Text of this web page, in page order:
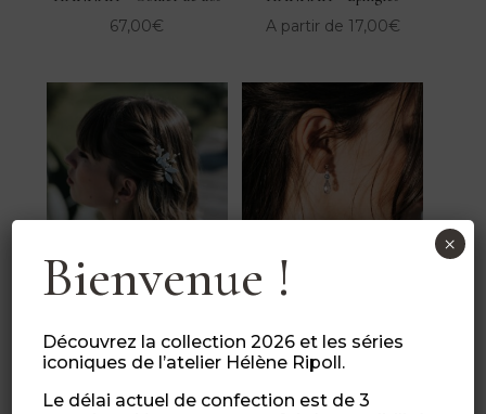
67,00€ A partir de 17,00€
HANNAH – Peigne
HARRY – Boucles 1 / Goutte
32,00
Bienvenue !
Découvrez la collection 2026 et les séries
iconiques de l’atelier Hélène Ripoll.
Le délai actuel de confection est de 3
×